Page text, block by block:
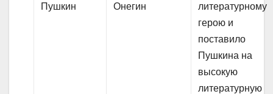
Пушкин
Онегин
литературному
герою и
поставило
Пушкина на
высокую
литературную